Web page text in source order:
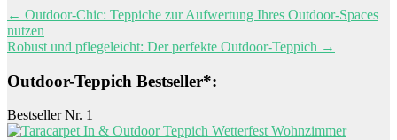
Beitragsnavigation
← Outdoor-Chic: Teppiche zur Aufwertung Ihres Outdoor-Spaces
nutzen
Robust und pflegeleicht: Der perfekte Outdoor-Teppich →
Outdoor-Teppich Bestseller*:
Bestseller Nr. 1